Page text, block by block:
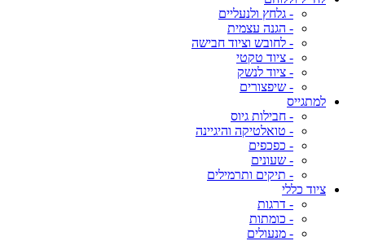
- גלחץ ולנעליים
- הגנה עצמית
- לחובש וציוד חבישה
- ציוד טקטי
- ציוד לנשק
- שיפצורים
למתגייס
- חבילות גיוס
- טואלטיקה והיגיינה
- כפכפים
- שעונים
- תיקים ותרמילים
ציוד כללי
- דרגות
- כומתות
- מנעולים